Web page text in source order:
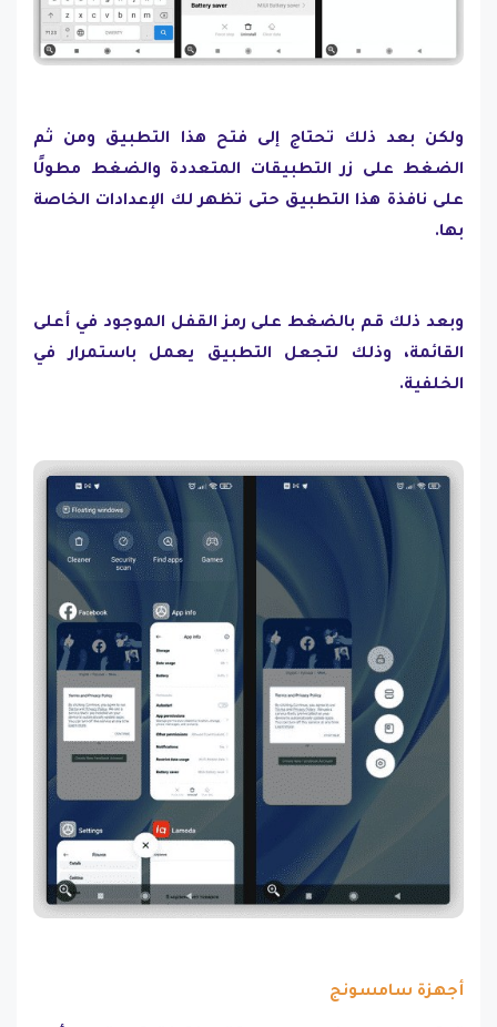
ولكن بعد ذلك تحتاج إلى فتح هذا التطبيق ومن ثم
الضغط على زر التطبيقات المتعددة والضغط مطولًا
على نافذة هذا التطبيق حتى تظهر لك الإعدادات الخاصة
بها.
وبعد ذلك قم بالضغط على رمز القفل الموجود في أعلى
القائمة، وذلك لتجعل التطبيق يعمل باستمرار في
الخلفية.
أجهزة سامسونج